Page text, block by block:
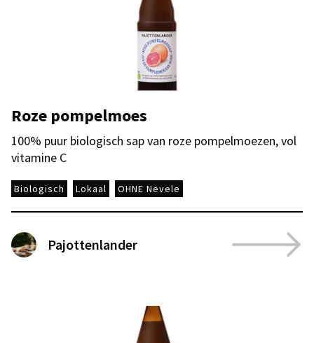
Roze pompelmoes
100% puur biologisch sap van roze pompelmoezen, vol
vitamine C
Biologisch Lokaal OHNE Nevele
Pajottenlander